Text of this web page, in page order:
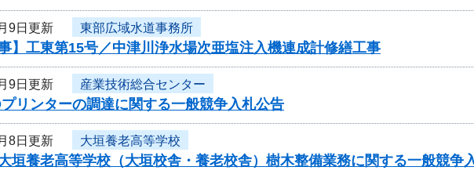
9日更新 東部広域水道事務所
事】工東第15号／中津川浄水場次亜塩注入機連成計修繕工事
9日更新 産業技術総合センター
リンターの調達に関する一般競争入札公告
8日更新 大垣養老高等学校
垣養老高等学校（大垣校舎・養老校舎）樹木整備業務に関する一般競争